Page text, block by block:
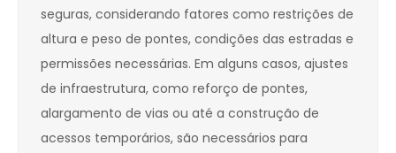
seguras, considerando fatores como restrições de
altura e peso de pontes, condições das estradas e
permissões necessárias. Em alguns casos, ajustes
de infraestrutura, como reforço de pontes,
alargamento de vias ou até a construção de
acessos temporários, são necessários para